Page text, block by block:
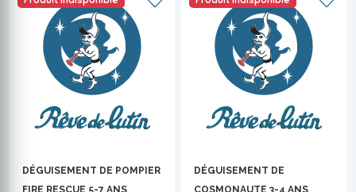
DÉGUISEMENT DE POMPIER
FIRE RESCUE 5-7 ANS
DÉGUISEMENT DE
COSMONAUTE 3-4 ANS